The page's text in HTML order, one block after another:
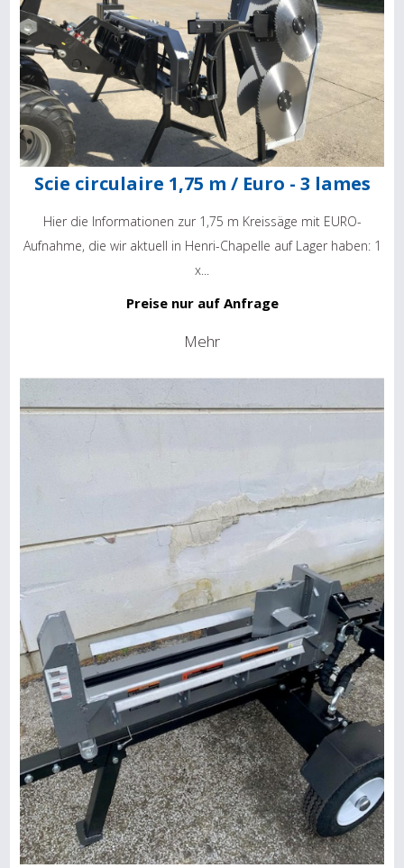
Scie circulaire 1,75 m / Euro - 3 lames
Hier die Informationen zur 1,75 m Kreissäge mit EURO-
Aufnahme, die wir aktuell in Henri-Chapelle auf Lager haben: 1
x...
Preise nur auf Anfrage
Mehr